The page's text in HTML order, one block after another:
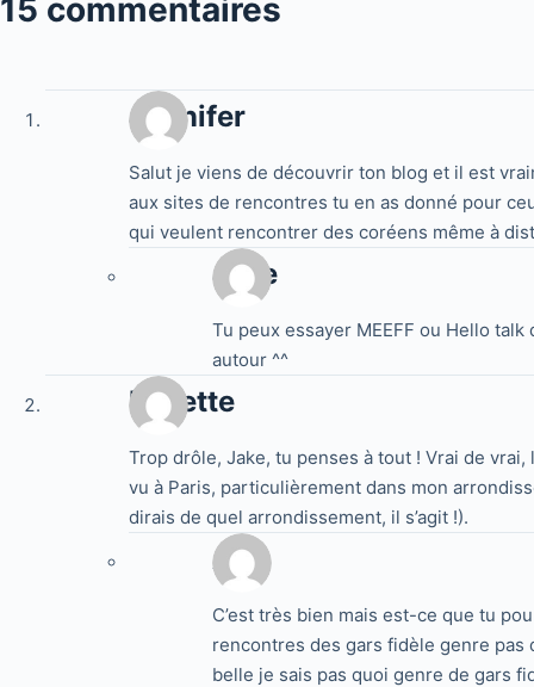
15 commentaires
Jennifer
Salut je viens de découvrir ton blog et il est
aux sites de rencontres tu en as donné pour
qui veulent rencontrer des coréens même à
Jake
Tu peux essayer MEEFF ou Hello
autour ^^
Fadette
Trop drôle, Jake, tu penses à tout ! Vrai de vrai,
vu à Paris, particulièrement dans mon
dirais de quel arrondissement, il s’agit !).
Aya
C’est très bien mais est-ce que tu
rencontres des gars fidèle genre pas
belle je sais pas quoi genre de gars